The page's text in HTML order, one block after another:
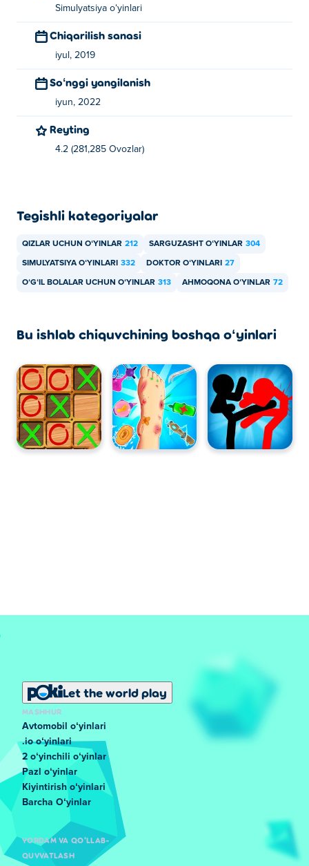
Simulyatsiya oʻyinlari
Chiqarilish sanasi
iyul, 2019
Soʻnggi yangilanish
iyun, 2022
Reyting
4.2 (281,285 Ovozlar)
Tegishli kategoriyalar
QIZLAR UCHUN OʻYINLAR 212 SARGUZASHT OʻYINLAR 304
SIMULYATSIYA OʻYINLARI 332 DOKTOR OʻYINLARI 27
OʻGʻIL BOLALAR UCHUN OʻYINLAR 313 AHMOQONA OʻYINLAR 72
Bu ishlab chiquvchining boshqa oʻyinlari
Let the world play
MASHHUR
Avtomobil oʻyinlari
.io oʻyinlari
2 oʻyinchili oʻyinlar
Pazl oʻyinlar
Kiyintirish oʻyinlari
Barcha Oʻyinlar
YORDAM VA QO'LLAB-
QUVVATLASH